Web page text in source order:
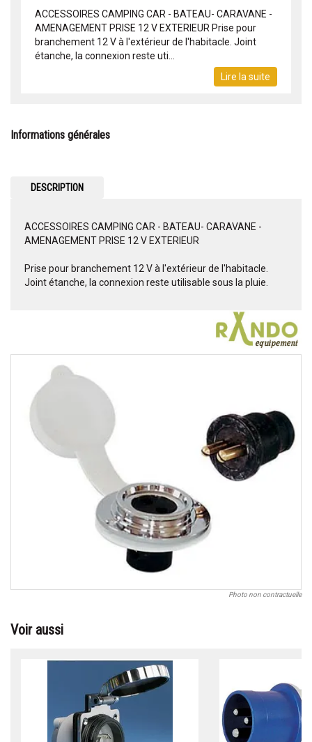
ACCESSOIRES CAMPING CAR - BATEAU- CARAVANE -
AMENAGEMENT PRISE 12 V EXTERIEUR Prise pour
branchement 12 V à l'extérieur de l'habitacle. Joint
étanche, la connexion reste uti...
Lire la suite
Informations générales
DESCRIPTION
ACCESSOIRES CAMPING CAR - BATEAU- CARAVANE -
AMENAGEMENT PRISE 12 V EXTERIEUR
Prise pour branchement 12 V à l'extérieur de l'habitacle.
Joint étanche, la connexion reste utilisable sous la pluie.
Photo non contractuelle
Voir aussi